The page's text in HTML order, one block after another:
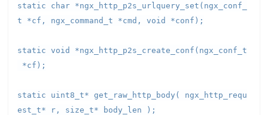
static char *ngx_http_p2s_urlquery_set(ngx_conf_
t *cf, ngx_command_t *cmd, void *conf);
static void *ngx_http_p2s_create_conf(ngx_conf_t
*cf);
static uint8_t* get_raw_http_body( ngx_http_requ
est_t* r, size_t* body_len );